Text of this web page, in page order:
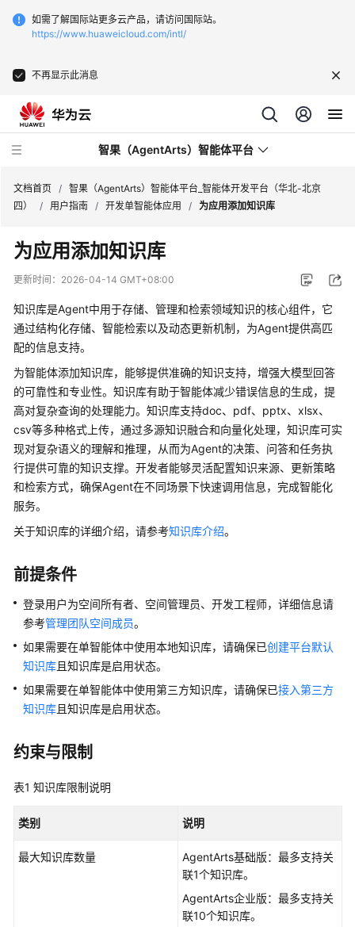
如需了解国际站更多云产品，请访问国际站。
https://www.huaweicloud.com/intl/
不再显示此消息
智果（AgentArts）智能体平台
新
动
产
品
绍
开
始
使
用
计
说
户
指
南
AgentArts
型
南
AgentArts
程
文档首页 / 智果（AgentArts）智能体平台_智能体开发平台（华北-北京
四）
/ 用户指南 / 开发单智能体应用 / 为应用添加知识库
为应用添加知识库
更新时间： 2026-04-14 GMT+08:00
知识库是Agent中用于存储、管理和检索领域知识的核心组件，它
通过结构化存储、智能检索以及动态更新机制，为Agent提供高匹
配的信息支持。
为智能体添加知识库，能够提供准确的知识支持，增强大模型回答
的可靠性和专业性。知识库有助于智能体减少错误信息的生成，提
高对复杂查询的处理能力。知识库支持doc、pdf、pptx、xlsx、
csv等多种格式上传，通过多源知识融合和向量化处理，知识库可实
现对复杂语义的理解和推理，从而为Agent的决策、问答和任务执
行提供可靠的知识支撑。开发者能够灵活配置知识来源、更新策略
和检索方式，确保Agent在不同场景下快速调用信息，完成智能化
服务。
关于知识库的详细介绍，请参考知识库介绍。
前提条件
登录用户为空间所有者、空间管理员、开发工程师，详细信息请
参考管理团队空间成员。
如果需要在单智能体中使用本地知识库，请确保已创建平台默认
知识库且知识库是启用状态。
如果需要在单智能体中使用第三方知识库，请确保已接入第三方
知识库且知识库是启用状态。
约束与限制
表1 知识库限制说明
类别 说明
最大知识库数量
AgentArts基础版：最多支持关
联1个知识库。
AgentArts企业版：最多支持关
联10个知识库。